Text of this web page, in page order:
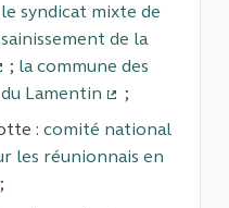
le syndicat mixte de
de la
externe)
; la commune des
Lamentin
;
:comité national
les réunionnais en
;